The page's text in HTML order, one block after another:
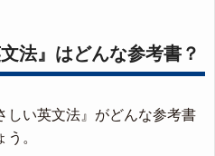
法』はどんな参考書？
しい英文法』がどんな参考書
。